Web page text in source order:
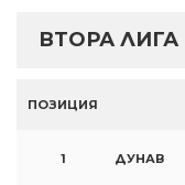
ВТОРА ЛИГА
ПОЗИЦИЯ
1 ДУНАВ